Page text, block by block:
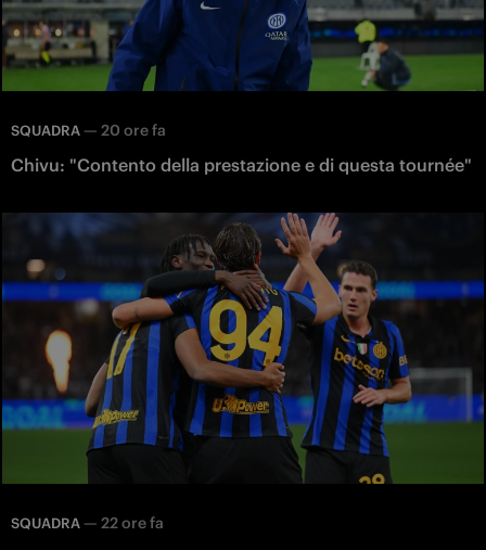
SQUADRA — 20 ore fa
Chivu: "Contento della prestazione e di questa tournée"
SQUADRA — 22 ore fa